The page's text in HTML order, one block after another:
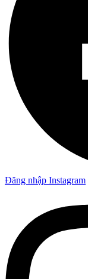
Đăng nhập Instagram